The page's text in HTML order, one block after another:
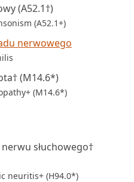
(A52.1†)
(A52.1+)
nerwowego
(M14.6*)
(M14.6*)
słuchowego†
neuritis+ (H94.0*)